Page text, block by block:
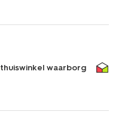
thuiswinkel waarborg